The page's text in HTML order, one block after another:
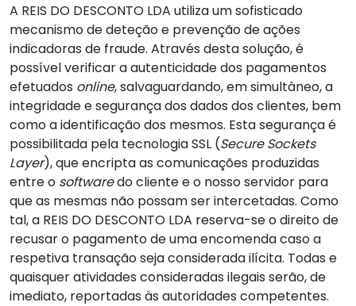
A REIS DO DESCONTO LDA utiliza um sofisticado
mecanismo de deteção e prevenção de ações
indicadoras de fraude. Através desta solução, é
possível verificar a autenticidade dos pagamentos
efetuados online, salvaguardando, em simultâneo, a
integridade e segurança dos dados dos clientes, bem
como a identificação dos mesmos. Esta segurança é
possibilitada pela tecnologia SSL (Secure Sockets
Layer), que encripta as comunicações produzidas
entre o softwaredo cliente e o nosso servidor para
que as mesmas não possam ser intercetadas. Como
tal, a REIS DO DESCONTO LDA reserva-se o direito de
recusar o pagamento de uma encomenda caso a
respetiva transação seja considerada ilícita. Todas e
quaisquer atividades consideradas ilegais serão, de
imediato, reportadas às autoridades competentes.